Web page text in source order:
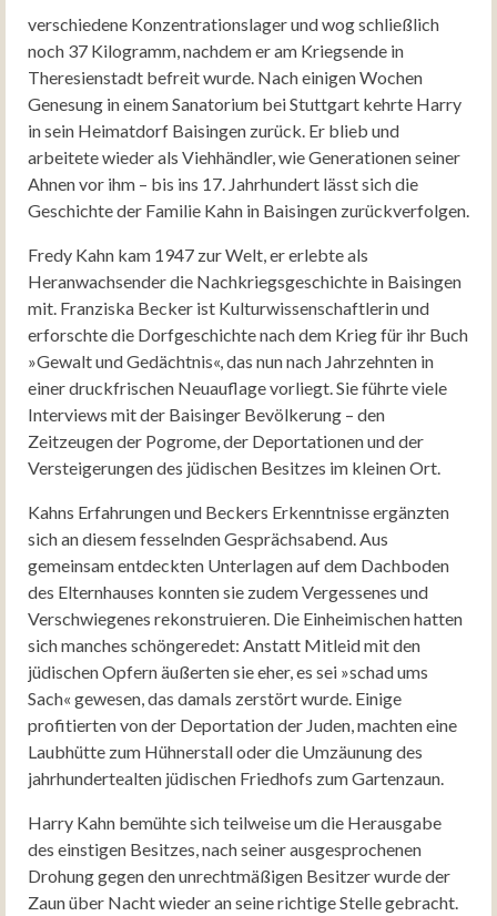
verschiedene Konzentrationslager und wog schließlich
noch 37 Kilogramm, nachdem er am Kriegsende in
Theresienstadt befreit wurde. Nach einigen Wochen
Genesung in einem Sanatorium bei Stuttgart kehrte Harry
in sein Heimatdorf Baisingen zurück. Er blieb und
arbeitete wieder als Viehhändler, wie Generationen seiner
Ahnen vor ihm – bis ins 17. Jahrhundert lässt sich die
Geschichte der Familie Kahn in Baisingen zurückverfolgen.
Fredy Kahn kam 1947 zur Welt, er erlebte als
Heranwachsender die Nachkriegsgeschichte in Baisingen
mit. Franziska Becker ist Kulturwissenschaftlerin und
erforschte die Dorfgeschichte nach dem Krieg für ihr Buch
»Gewalt und Gedächtnis«, das nun nach Jahrzehnten in
einer druckfrischen Neuauflage vorliegt. Sie führte viele
Interviews mit der Baisinger Bevölkerung – den
Zeitzeugen der Pogrome, der Deportationen und der
Versteigerungen des jüdischen Besitzes im kleinen Ort.
Kahns Erfahrungen und Beckers Erkenntnisse ergänzten
sich an diesem fesselnden Gesprächsabend. Aus
gemeinsam entdeckten Unterlagen auf dem Dachboden
des Elternhauses konnten sie zudem Vergessenes und
Verschwiegenes rekonstruieren. Die Einheimischen hatten
sich manches schöngeredet: Anstatt Mitleid mit den
jüdischen Opfern äußerten sie eher, es sei »schad ums
Sach« gewesen, das damals zerstört wurde. Einige
profitierten von der Deportation der Juden, machten eine
Laubhütte zum Hühnerstall oder die Umzäunung des
jahrhundertealten jüdischen Friedhofs zum Gartenzaun.
Harry Kahn bemühte sich teilweise um die Herausgabe
des einstigen Besitzes, nach seiner ausgesprochenen
Drohung gegen den unrechtmäßigen Besitzer wurde der
Zaun über Nacht wieder an seine richtige Stelle gebracht.